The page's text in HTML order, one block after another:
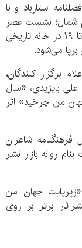
استارباد و با
شمال؛ نشست عصر
شعراسترآباد در روز شنبه ۲۷ آبان ماه ساعت ۱۶ تا ۱۹ در خانه تاریخی
می‌شود.
برگزار کنندگان،
بایزیدی، «سال
من چرخید» اثر
شاعران
روانه بازار نشر
جهان من
برتر بر روی